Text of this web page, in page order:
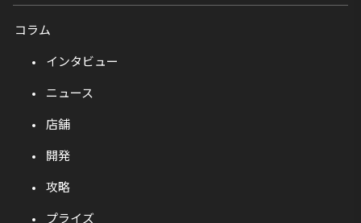
コラム
インタビュー
ニュース
店舗
開発
攻略
プライズ